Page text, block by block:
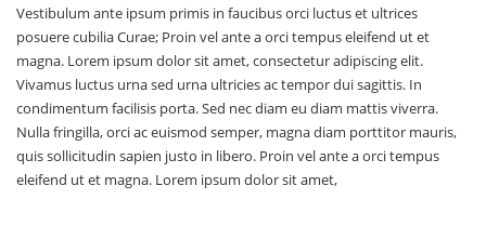
Vestibulum ante ipsum primis in faucibus orci luctus et ultrices
posuere cubilia Curae; Proin vel ante a orci tempus eleifend ut et
magna. Lorem ipsum dolor sit amet, consectetur adipiscing elit.
Vivamus luctus urna sed urna ultricies ac tempor dui sagittis. In
condimentum facilisis porta. Sed nec diam eu diam mattis viverra.
Nulla fringilla, orci ac euismod semper, magna diam porttitor mauris,
quis sollicitudin sapien justo in libero. Proin vel ante a orci tempus
eleifend ut et magna. Lorem ipsum dolor sit amet,